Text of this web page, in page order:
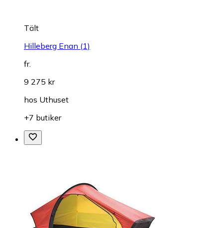
Tält
Hilleberg Enan (1)
fr.
9 275 kr
hos Uthuset
+7 butiker